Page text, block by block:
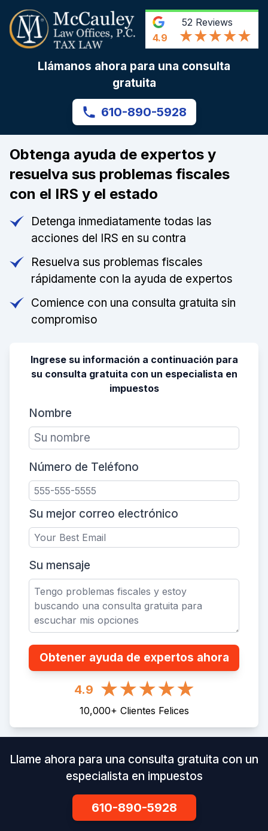
4.9
52 Reviews
Llámanos ahora para una consulta
gratuita
610-890-5928
Obtenga ayuda de expertos y
resuelva sus problemas fiscales
con el IRS y el estado
Detenga inmediatamente todas las
acciones del IRS en su contra
Resuelva sus problemas fiscales
rápidamente con la ayuda de expertos
Comience con una consulta gratuita sin
compromiso
Ingrese su información a continuación para
su consulta gratuita con un especialista en
impuestos
Nombre
Número de Teléfono
Su mejor correo electrónico
Su mensaje
Obtener ayuda de expertos ahora
4.9
10,000+ Clientes Felices
Llame ahora para una consulta gratuita con un
especialista en impuestos
610-890-5928